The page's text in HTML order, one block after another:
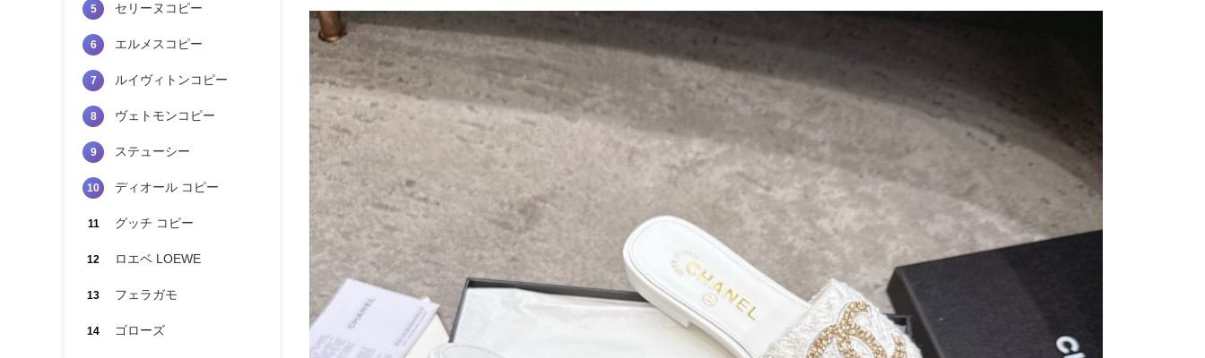
5 セリーヌコピー
6 エルメスコピー
7 ルイヴィトンコピー
8 ヴェトモンコピー
9 ステューシー
10 ディオール コピー
11 グッチ コピー
12 ロエベ LOEWE
13 フェラガモ
14 ゴローズ